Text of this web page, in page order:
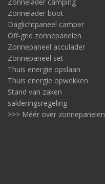
Zonnelader boot
Daglichtpaneel camper
Off-grid zonnepanelen
Zonnepaneel acculader
Zonnepaneel set
Thuis energie opslaan
Thuis energie opwekken
Stand van zaken
salderingsregeling
>>> Méér over zonnepanelen